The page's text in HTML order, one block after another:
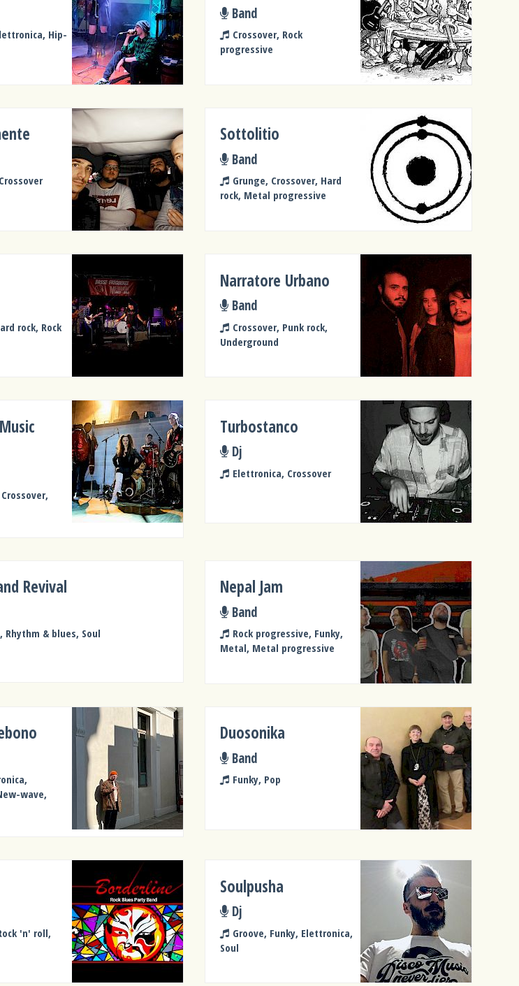
Hip-
Band
Crossover, Rock
progressive
Sottolitio
Band
Grunge, Crossover, Hard
rock, Metal progressive
rock, Rock
Narratore Urbano
Band
Crossover, Punk rock,
Underground
Turbostanco
Dj
Elettronica, Crossover
Revival
Rhythm & blues, Soul
Nepal Jam
Band
Rock progressive, Funky,
Metal, Metal progressive
wave,
Duosonika
Band
Funky, Pop
'n' roll,
Soulpusha
Dj
Groove, Funky, Elettronica,
Soul